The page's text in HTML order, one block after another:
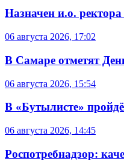
Назначен и.о.
06 августа 2026, 17:02
В Самаре отметят
06 августа 2026, 15:54
В «Бутылисте»
06 августа 2026, 14:45
Роспотребнадзор: